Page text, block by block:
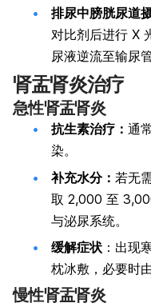
排尿中膀胱尿道
对比剂后进行 X
尿液逆流至输尿
肾盂肾炎治疗
急性肾盂肾炎
抗生素治疗： 通
染。
补充水分： 若无
取 2,000 至
与泌尿系统。
缓解症状 ：出现
枕冰敷，必要时
慢性肾盂肾炎